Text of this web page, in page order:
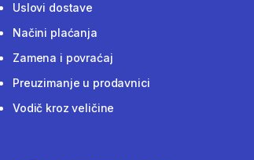
Uslovi dostave
Načini plaćanja
Zamena i povraćaj
Preuzimanje u prodavnici
Vodič kroz veličine